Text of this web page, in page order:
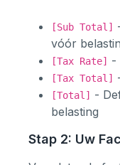
[Sub Total]
vóór
[Tax Rate] -
[Tax Total]
[Total] -
belasting
Stap 2: Uw